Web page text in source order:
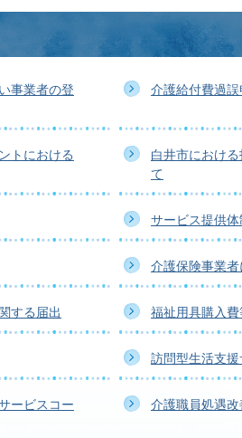
事業者の登
介護給付費過
トにおける
白井市におけ
て
サービス提供
介護保険事業
する届出 福祉用具購入
訪問型生活支
ービスコー
介護職員処遇